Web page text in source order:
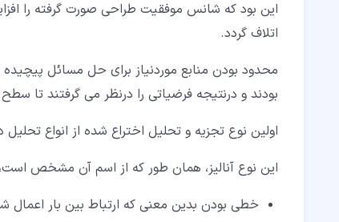
این بود که شانس موفقیت طراحی صورت گرفته را
اتلاف گردد.
بودند و درنتیجه فرضیاتی را درنظر می گرفتند تا
اولین نوع تجزیه و تحلیل اختراع شده از انواع تحلیل
این نوع آنالیز، همان طور که از اسم آن مشخص
خطی بودن بدین معنی که ارتباط بین بار